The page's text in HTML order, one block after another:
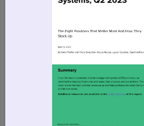
commande. Mais tous les
Pour une gestion optimale
commandes, vous avez
puissante capable de